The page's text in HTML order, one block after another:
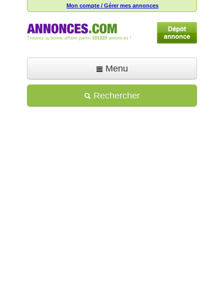
Mon compte / Gérer mes annonces
Trouvez la bonne affaire parmi 101320 annonces !
Menu
Déposer une annonce
Rechercher